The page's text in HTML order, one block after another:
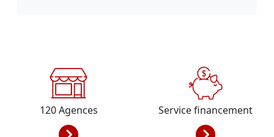
120Agences Service financement